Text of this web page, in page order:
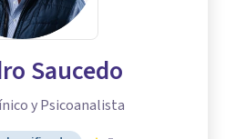
Saucedo
y Psicoanalista